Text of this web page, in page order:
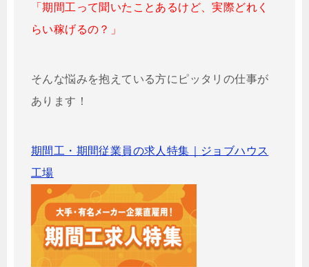
「期間工って聞いたことあるけど、実際どれく
らい稼げるの？」
そんな悩みを抱えている方にピッタリの仕事が
あります！
期間工・期間従業員の求人特集｜ジョブハウス
工場